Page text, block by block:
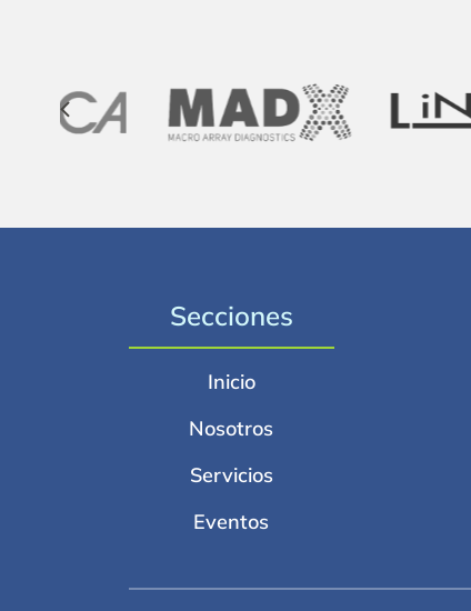
Secciones
Inicio
Nosotros
Servicios
Eventos